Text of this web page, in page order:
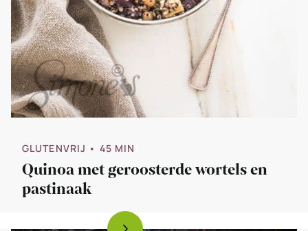
GLUTENVRIJ • 45 MIN
Quinoa met geroosterde wortels en
pastinaak